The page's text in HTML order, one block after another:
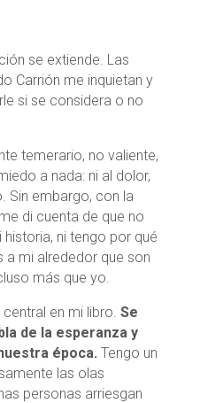
se extiende. Las
Carrión me inquietan y
si se considera o no
temerario, no valiente,
a nada: ni al dolor,
Sin embargo, con la
di cuenta de que no
ni tengo por qué
a mi alrededor que son
más que yo.
en mi libro. Se
de la esperanza y
época. Tengo un
las olas
personas arriesgan